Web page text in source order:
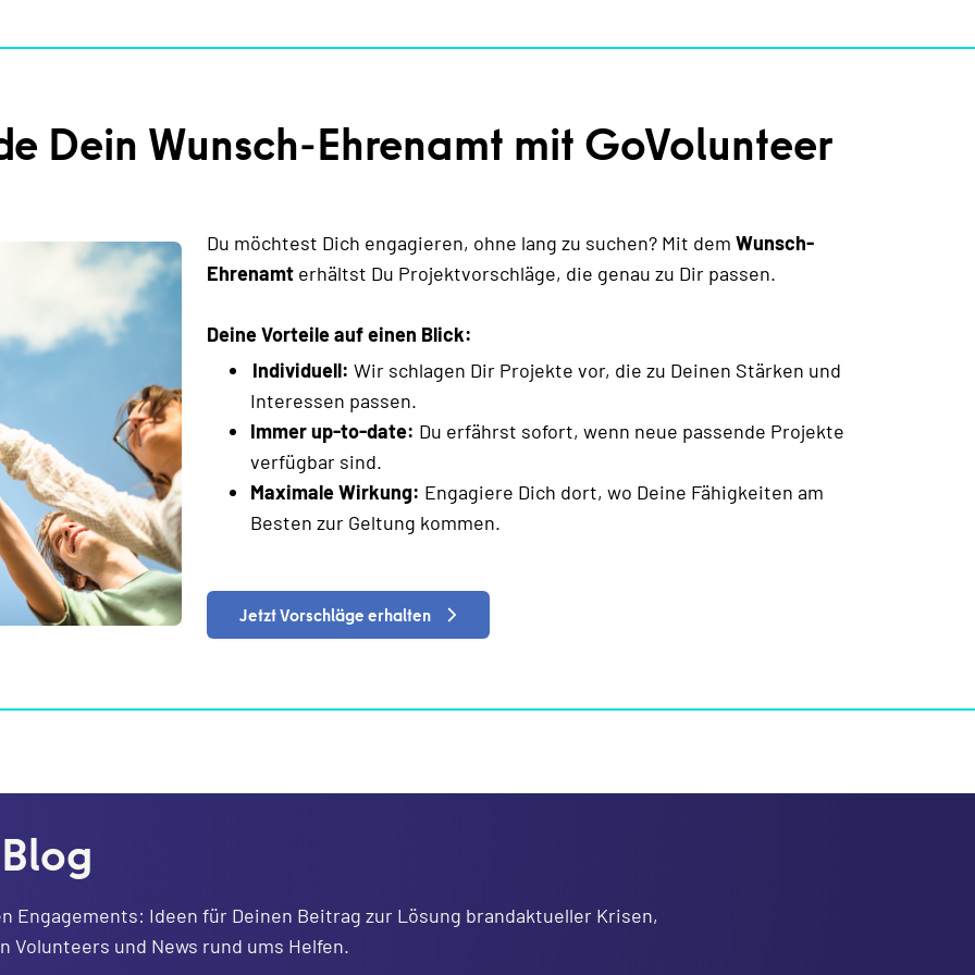
Dein Wunsch-Ehrenamt mit GoVolunteer
Du möchtest Dich engagieren, ohne lang zu suchen? Mit dem Wunsch-
Ehrenamterhältst Du Projektvorschläge, die genau zu Dir passen.
Deine Vorteile auf einen Blick:
Individuell: Wir schlagen Dir Projekte vor, die zu Deinen Stärken und
Interessen passen.
Immer up-to-date: Du erfährst sofort, wenn neue passende Projekte
verfügbar sind.
Maximale Wirkung: Engagiere Dich dort, wo Deine Fähigkeiten am
Besten zur Geltung kommen.
Jetzt Vorschläge erhalten
Engagements: Ideen für Deinen Beitrag zur Lösung brandaktueller Krisen,
Volunteers und News rund ums Helfen.